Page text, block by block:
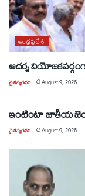
ఆంధ్రప్రదేశ్
ఆదర్శ
చైతన్యరధం @August 9, 2026
ఆంధ్రప్రదేశ్
ఇంటింటా జాతీయ
చైతన్యరధం @August 9, 2026